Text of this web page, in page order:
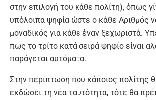
στην επιλογή του κάθε πολίτη), όπως
υπόλοιπα ψηφία ώστε ο κάθε Αριθμός
μοναδικός για κάθε έναν ξεχωριστά.
πως το τρίτο κατά σειρά ψηφίο είναι
παράγεται αυτόματα.
Στην περίπτωση που κάποιος πολίτης
εκδώσει τη νέα ταυτότητα, τότε θα